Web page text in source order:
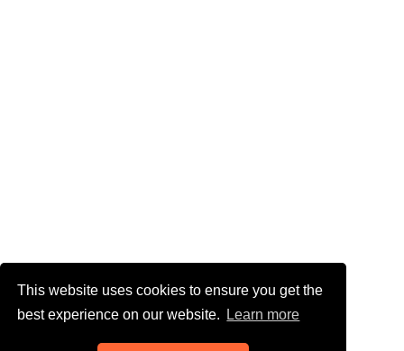
This website uses cookies to ensure you get the
best experience on our website.
Learn more